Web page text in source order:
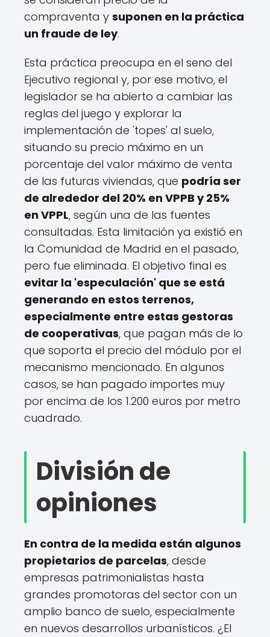
compraventa y suponen en la práctica
un fraude de ley.
Esta práctica preocupa en el seno del
Ejecutivo regional y, por ese motivo, el
legislador se ha abierto a cambiar las
reglas del juego y explorar la
implementación de 'topes' al suelo,
situando su precio máximo en un
porcentaje del valor máximo de venta
de las futuras viviendas, que podría ser
de alrededor del 20% en VPPB y 25%
en VPPL, según una de las fuentes
consultadas. Esta limitación ya existió en
la Comunidad de Madrid en el pasado,
pero fue eliminada. El objetivo final es
evitar la 'especulación' que se está
generando en estos terrenos,
especialmente entre estas gestoras
de cooperativas, que pagan más de lo
que soporta el precio del módulo por el
mecanismo mencionado. En algunos
casos, se han pagado importes muy
por encima de los 1.200 euros por metro
cuadrado.
División de
opiniones
En contra de la medida están algunos
propietarios de parcelas, desde
empresas patrimonialistas hasta
grandes promotoras del sector con un
amplio banco de suelo, especialmente
en nuevos desarrollos urbanísticos. ¿El